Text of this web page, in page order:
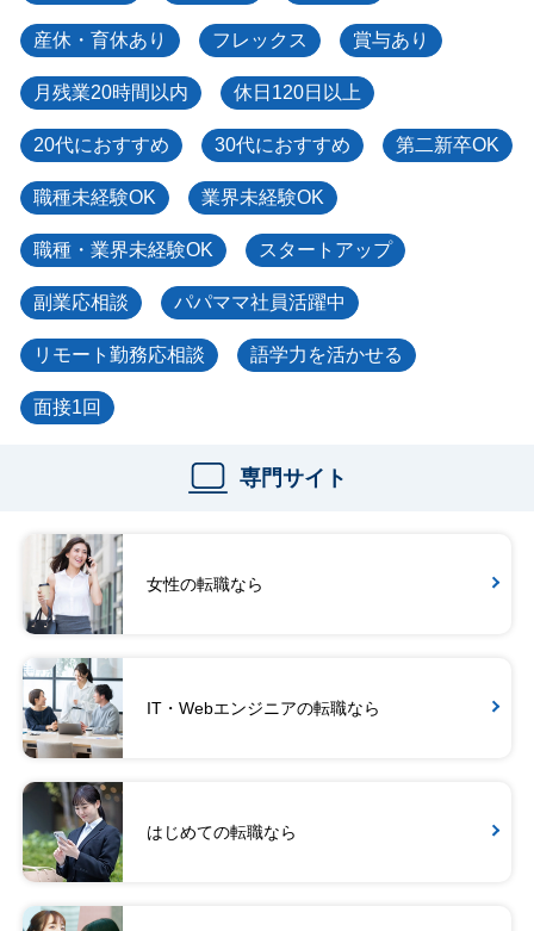
産休・育休あり フレックス 賞与あり
月残業20時間以内 休日120日以上
20代におすすめ 30代におすすめ 第二新卒OK
職種未経験OK 業界未経験OK
職種・業界未経験OK スタートアップ
副業応相談 パパママ社員活躍中
リモート勤務応相談 語学力を活かせる
面接1回
専門サイト
女性の転職なら
IT・Webエンジニアの転職なら
はじめての転職なら